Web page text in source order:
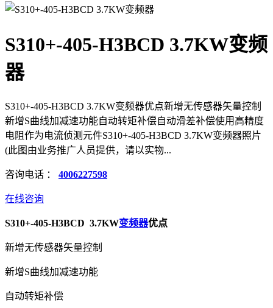
S310+-405-H3BCD 3.7KW变频
器
S310+-405-H3BCD 3.7KW变频器优点新增无传感器矢量控制
新增S曲线加减速功能自动转矩补偿自动滑差补偿使用高精度
电阻作为电流侦测元件S310+-405-H3BCD 3.7KW变频器照片
(此图由业务推广人员提供，请以实物...
咨询电话 ： 4006227598
在线咨询
S310+-405-H3BCD 3.7KW变频器优点
新增无传感器矢量控制
新增S曲线加减速功能
自动转矩补偿